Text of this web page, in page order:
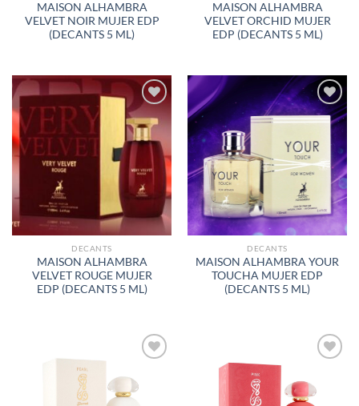
MAISON ALHAMBRA
VELVET NOIR MUJER EDP
(DECANTS 5 ML)
MAISON ALHAMBRA
VELVET ORCHID MUJER
EDP (DECANTS 5 ML)
AÑADIR
A LA
LISTA
DE
DESEOS
DECANTS
MAISON ALHAMBRA
VELVET ROUGE MUJER
EDP (DECANTS 5 ML)
AÑADIR
LISTA
DE
DESEOS
DECANTS
MAISON ALHAMBRA YOUR
TOUCHA MUJER EDP
(DECANTS 5 ML)
A LA
LISTA
A LA
LISTA